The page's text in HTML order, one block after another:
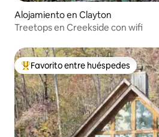
Alojamiento en Clayton
Treetops en Creekside con wifi
Favorito entre huéspedes preferido
Favorito entre huéspedes